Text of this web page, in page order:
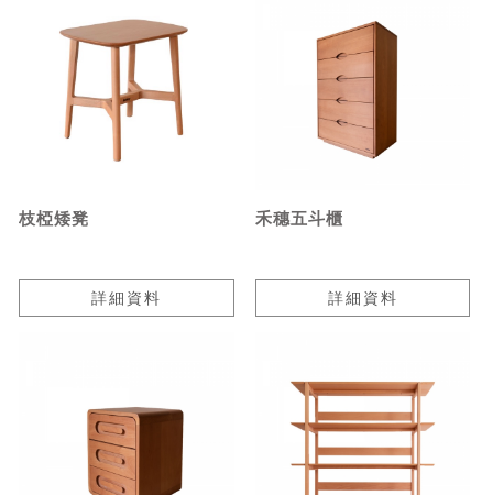
枝椏矮凳
詳細資料
禾穗五斗櫃
詳細資料